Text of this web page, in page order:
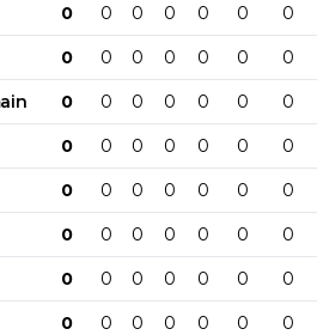
0 0 0 0 0 0 0
0 0 0 0 0 0 0
0 0 0 0 0 0 0
0 0 0 0 0 0 0
0 0 0 0 0 0 0
0 0 0 0 0 0 0
0 0 0 0 0 0 0
0 0 0 0 0 0 0